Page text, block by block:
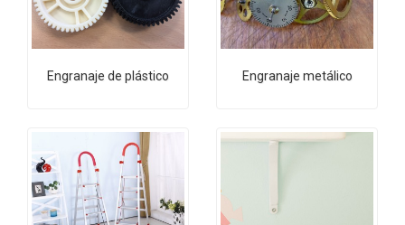
Engranaje de plástico Engranaje metálico